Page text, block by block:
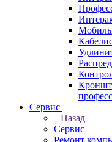
Сервис
Назад
Сервис
Ремонт